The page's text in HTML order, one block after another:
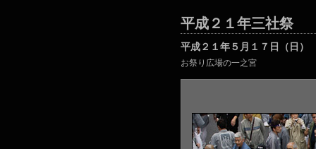
平成２１年三社祭
平成２１年５月１７日（日）
お祭り広場の一之宮